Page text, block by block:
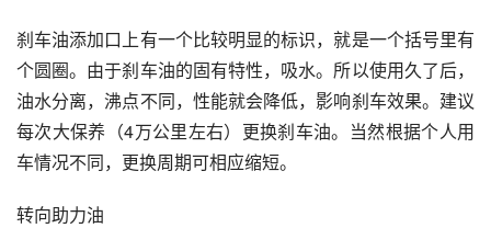
刹车油添加口上有一个比较明显的标识，就是一个括号里有
个圆圈。由于刹车油的固有特性，吸水。所以使用久了后，
油水分离，沸点不同，性能就会降低，影响刹车效果。建议
每次大保养（4万公里左右）更换刹车油。当然根据个人用
车情况不同，更换周期可相应缩短。
转向助力油